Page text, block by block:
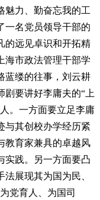
魅力、勤奋忘我的工
一名党员领导干部的
的远见卓识和开拓精
海市政法管理干部学
蓝缕的往事，刘云耕
剧要讲好李庸夫的“上
。一方面要立足李庸
与其创校办学经历紧
教育家兼具的卓越风
实践。另一方面要凸
展现其为国为民、
党育人、为国司